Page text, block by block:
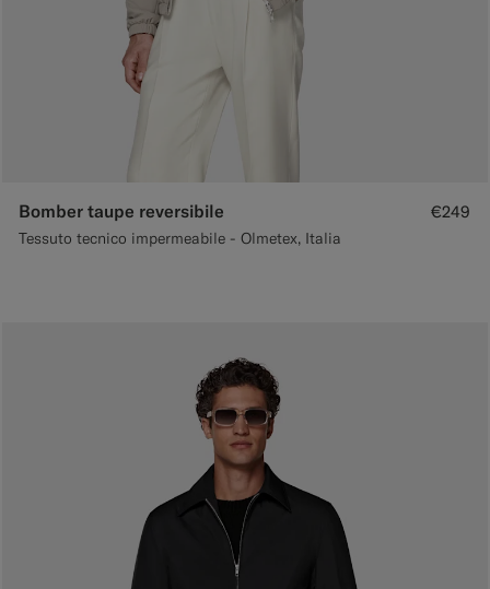
Bomber taupe reversibile
Tessuto tecnico impermeabile - Olmetex, Italia
€249